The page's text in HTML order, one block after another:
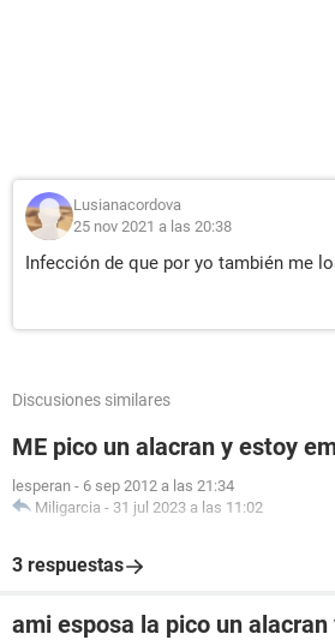
Lusianacordova
25 nov 2021 a las 20:38
Infección de que por yo también me
Discusiones similares
ME pico un alacran y estoy
lesperan - 6 sep 2012 a las 21:34
Miligarcia - 31 jul 2023 a las 11:02
3 respuestas
ami esposa la pico un